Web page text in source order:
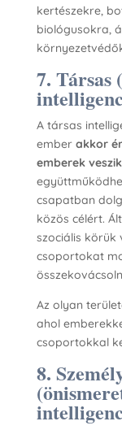
kertészekre,
biológusokra,
7. Társas
A társas
ember akkor
emberek
csapatban
közös célért.
szociális körük
csoportokat
Az olyan
ahol
csoportokkal
8.